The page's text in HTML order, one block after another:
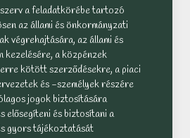
a feladatkörébe tartozó
az állami és önkormányzati
végrehajtására, az állami és
kezelésére, a közpénzek
kötött szerződésekre, a piaci
és -személyek részére
jogok biztosítására
elősegíteni és biztosítani a
gyors tájékoztatását